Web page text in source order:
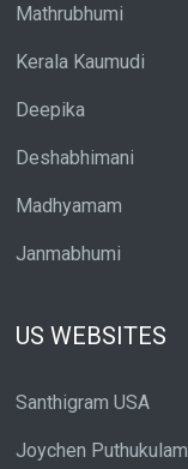
Mathrubhumi
Kerala Kaumudi
Deepika
Deshabhimani
Madhyamam
Janmabhumi
US WEBSITES
Santhigram USA
Joychen Puthukulam